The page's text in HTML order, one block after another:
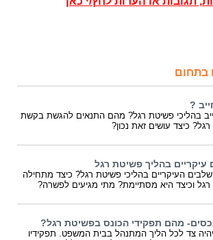
בתחום
?
בהליכי פשיטת רגל? מהם התנאים להגשת בקשת
כיצד עושים זאת נכון?
עיקריים בהליך פשיטת רגל
העיקריים בהליכי פשיטת רגל? כיצד מתחילה
וכיצד היא מסתיימת? מתי מגיעים לפשרה?
מהם תפקידי הכונס בפשיטת רגל?
צד לכל הליך המתנהל בבית המשפט. תפקידיו